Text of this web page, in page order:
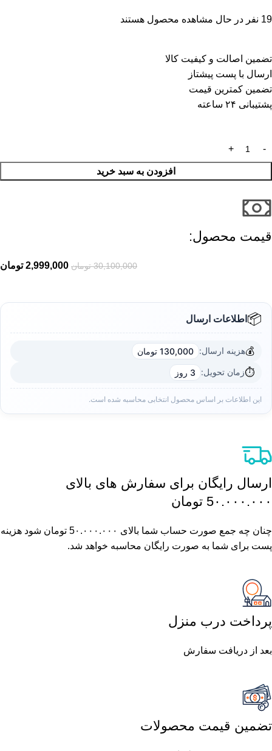
19 نفر در حال مشاهده محصول هستند
تضمین اصالت و کیفیت کالا
ارسال با پست پیشتاز
تضمین کمترین قیمت
پشتیبانی ۲۴ ساعته
افزودن به سبد خرید
قیمت محصول:​
30,100,000 تومان 2,999,000 تومان
📦اطلاعات ارسال
💰هزینه ارسال: 130,000 تومان
⏱️زمان تحویل: 3 روز
این اطلاعات بر اساس محصول انتخابی محاسبه شده است.
ارسال رایگان برای سفارش های بالای
5٠.٠٠٠.٠٠٠ تومان
چنان چه جمع صورت حساب شما بالای 5٠.٠٠٠.٠٠٠ تومان شود هزینه
پست برای شما به صورت رایگان محاسبه خواهد شد.
پرداخت درب منزل
بعد از دریافت سفارش
تضمین قیمت محصولات